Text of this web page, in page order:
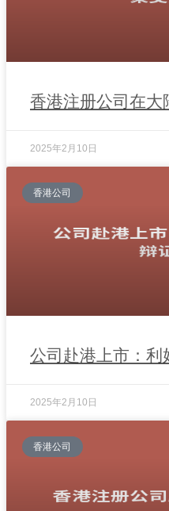
香港注册公司在大
2025年2月10日
香港公司
公司赴港上市：利
2025年2月10日
香港公司